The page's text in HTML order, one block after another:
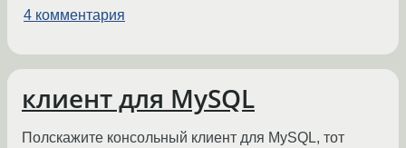
4 комментария
клиент для MySQL
Полскажите консольный клиент для MySQL, тот